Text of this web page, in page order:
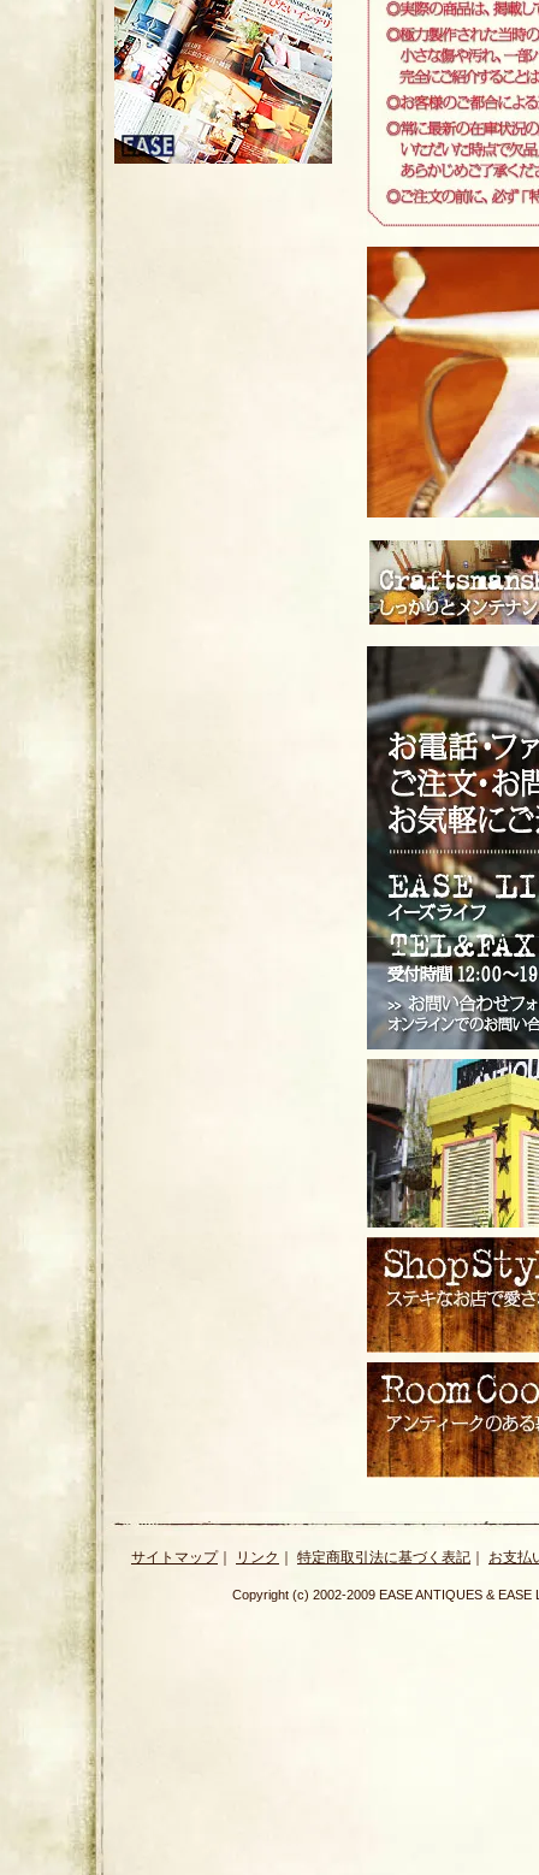
サイトマップ｜ リンク ｜ 特定商取引法に基づく表記 ｜ お支払
Copyright (c) 2002-2009 EASE ANTIQUES &